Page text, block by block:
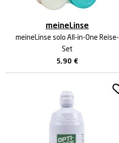
meineLinse
meineLinse solo All-in-One Reise-
Set
5,90 €